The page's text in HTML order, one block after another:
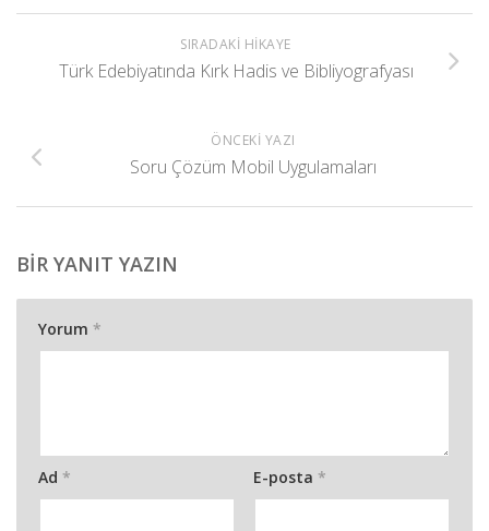
SIRADAKI HIKAYE
Türk Edebiyatında Kırk Hadis ve Bibliyografyası
ÖNCEKI YAZI
Soru Çözüm Mobil Uygulamaları
BIR YANIT YAZIN
Yorum *
Ad * E-posta *